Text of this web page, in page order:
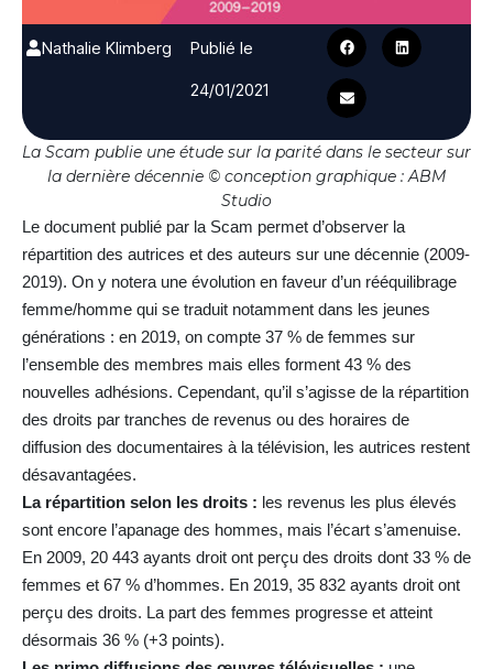
Nathalie Klimberg
Publié le
24/01/2021
La Scam publie une étude sur la parité dans le secteur sur
la dernière décennie © conception graphique : ABM
Studio
Le document publié par la Scam permet d’observer la
répartition des autrices et des auteurs sur une décennie (2009-
2019). On y notera une évolution en faveur d’un rééquilibrage
femme/homme qui se traduit notamment dans les jeunes
générations : en 2019, on compte 37 % de femmes sur
l’ensemble des membres mais elles forment 43 % des
nouvelles adhésions. Cependant, qu’il s’agisse de la répartition
des droits par tranches de revenus ou des horaires de
diffusion des documentaires à la télévision, les autrices restent
désavantagées.
La répartition selon les droits : les revenus les plus élevés
sont encore l’apanage des hommes, mais l’écart s’amenuise.
En 2009, 20 443 ayants droit ont perçu des droits dont 33 % de
femmes et 67 % d’hommes. En 2019, 35 832 ayants droit ont
perçu des droits. La part des femmes progresse et atteint
désormais 36 % (+3 points).